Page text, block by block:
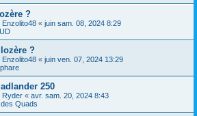
?
Enzolito48 « juin sam. 08, 2024 8:29
?
Enzolito48 « juin ven. 07, 2024 13:29
250
Ryder « avr. sam. 20, 2024 8:43
Quads